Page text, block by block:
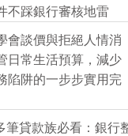
不踩銀行審核地雷
會談價與拒絕人情消
日常生活預算，減少
陷阱的一步步實用完
筆貸款族必看：銀行